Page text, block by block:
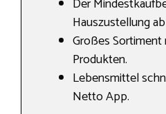
Der
Hauszustellung
Großes
Produkten.
Lebensmittel
Netto App.